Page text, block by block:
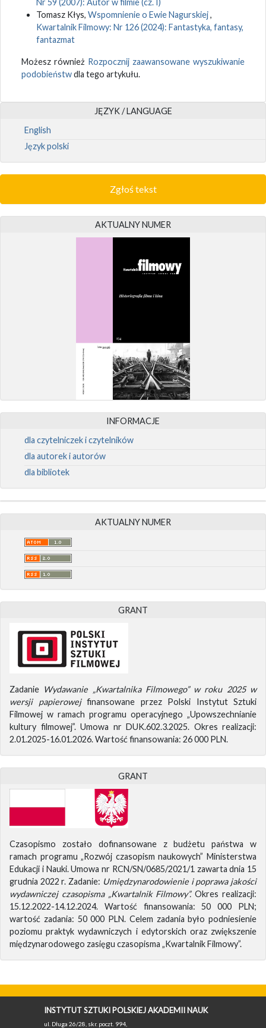
Tomasz Kłys, Wspomnienie o Ewie Nagurskiej,
Kwartalnik Filmowy: Nr 126 (2024): Fantastyka, fantasy,
fantazmat
Możesz również Rozpocznij zaawansowane wyszukiwanie
podobieństwdla tego artykułu.
JĘZYK / LANGUAGE
English
Język polski
Zgłoś tekst
AKTUALNY NUMER
INFORMACJE
dla czytelniczek i czytelników
dla autorek i autorów
dla bibliotek
AKTUALNY NUMER
GRANT
Zadanie Wydawanie „Kwartalnika Filmowego” w roku 2025 w
wersji papierowejfinansowane przez Polski Instytut Sztuki
Filmowej w ramach programu operacyjnego „Upowszechnianie
kultury filmowej”. Umowa nr DUK.602.3.2025. Okres realizacji:
2.01.2025-16.01.2026. Wartość finansowania: 26 000 PLN.
GRANT
Czasopismo zostało dofinansowane z budżetu państwa w
ramach programu „Rozwój czasopism naukowych” Ministerstwa
Edukacji i Nauki. Umowa nr RCN/SN/0685/2021/1 zawarta dnia 15
grudnia 2022 r. Zadanie: Umiędzynarodowienie i poprawa jakości
wydawniczej czasopisma „Kwartalnik Filmowy”.Okres realizacji:
15.12.2022-14.12.2024. Wartość finansowania: 50 000 PLN;
wartość zadania: 50 000 PLN. Celem zadania było podniesienie
poziomu praktyk wydawniczych i edytorskich oraz zwiększenie
międzynarodowego zasięgu czasopisma „Kwartalnik Filmowy”.
INSTYTUT SZTUKI POLSKIEJ AKADEMII NAUK
ul. Długa 26/28, skr. poczt. 994,